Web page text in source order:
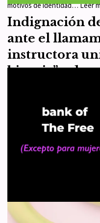
motivos de identidad…Leer
Indignación
ante el
instructora
binaria” a
WHRC España 22 de
Traducimos la noticia “Non-
desestigmatize pedophilia”
4W, cuyo original podéis